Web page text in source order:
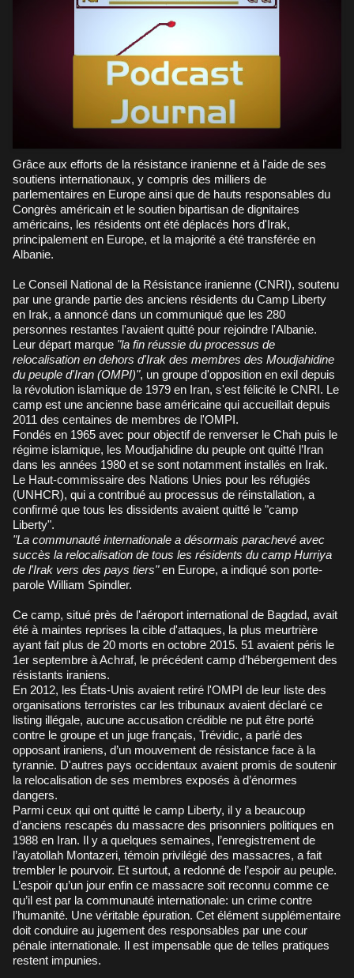
Grâce aux efforts de la résistance iranienne et à l'aide de ses
soutiens internationaux, y compris des milliers de
parlementaires en Europe ainsi que de hauts responsables du
Congrès américain et le soutien bipartisan de dignitaires
américains, les résidents ont été déplacés hors d'Irak,
principalement en Europe, et la majorité a été transférée en
Albanie.
Le Conseil National de la Résistance iranienne (CNRI), soutenu
par une grande partie des anciens résidents du Camp Liberty
en Irak, a annoncé dans un communiqué que les 280
personnes restantes l'avaient quitté pour rejoindre l'Albanie.
Leur départ marque "la fin réussie du processus de
relocalisation en dehors d'Irak des membres des Moudjahidine
du peuple d'Iran (OMPI)", un groupe d'opposition en exil depuis
la révolution islamique de 1979 en Iran, s'est félicité le CNRI. Le
camp est une ancienne base américaine qui accueillait depuis
2011 des centaines de membres de l'OMPI.
Fondés en 1965 avec pour objectif de renverser le Chah puis le
régime islamique, les Moudjahidine du peuple ont quitté l’Iran
dans les années 1980 et se sont notamment installés en Irak.
Le Haut-commissaire des Nations Unies pour les réfugiés
(UNHCR), qui a contribué au processus de réinstallation, a
confirmé que tous les dissidents avaient quitté le "camp
Liberty".
"La communauté internationale a désormais parachevé avec
succès la relocalisation de tous les résidents du camp Hurriya
de l'Irak vers des pays tiers"en Europe, a indiqué son porte-
parole William Spindler.
Ce camp, situé près de l'aéroport international de Bagdad, avait
été à maintes reprises la cible d'attaques, la plus meurtrière
ayant fait plus de 20 morts en octobre 2015. 51 avaient péris le
1er septembre à Achraf, le précédent camp d’hébergement des
résistants iraniens.
En 2012, les États-Unis avaient retiré l'OMPI de leur liste des
organisations terroristes car les tribunaux avaient déclaré ce
listing illégale, aucune accusation crédible ne put être porté
contre le groupe et un juge français, Trévidic, a parlé des
opposant iraniens, d’un mouvement de résistance face à la
tyrannie. D'autres pays occidentaux avaient promis de soutenir
la relocalisation de ses membres exposés à d’énormes
dangers.
Parmi ceux qui ont quitté le camp Liberty, il y a beaucoup
d’anciens rescapés du massacre des prisonniers politiques en
1988 en Iran. Il y a quelques semaines, l’enregistrement de
l’ayatollah Montazeri, témoin privilégié des massacres, a fait
trembler le pourvoir. Et surtout, a redonné de l’espoir au peuple.
L’espoir qu’un jour enfin ce massacre soit reconnu comme ce
qu’il est par la communauté internationale: un crime contre
l’humanité. Une véritable épuration. Cet élément supplémentaire
doit conduire au jugement des responsables par une cour
pénale internationale. Il est impensable que de telles pratiques
restent impunies.